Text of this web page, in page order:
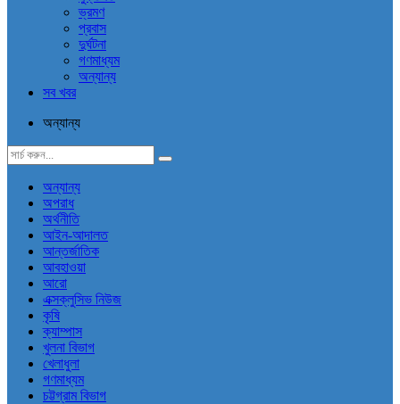
ভ্রমণ
প্রবাস
দুর্ঘটনা
গণমাধ্যম
অন্যান্য
সব খবর
অন্যান্য
অন্যান্য
অপরাধ
অর্থনীতি
আইন-আদালত
আন্তর্জাতিক
আবহাওয়া
আরো
এক্সক্লুসিভ নিউজ
কৃষি
ক্যাম্পাস
খুলনা বিভাগ
খেলাধুলা
গণমাধ্যম
চট্টগ্রাম বিভাগ